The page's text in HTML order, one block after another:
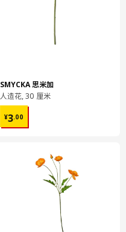
SMYCKA 思米加
人造花, 30 厘米
¥3.00
¥ 3.00